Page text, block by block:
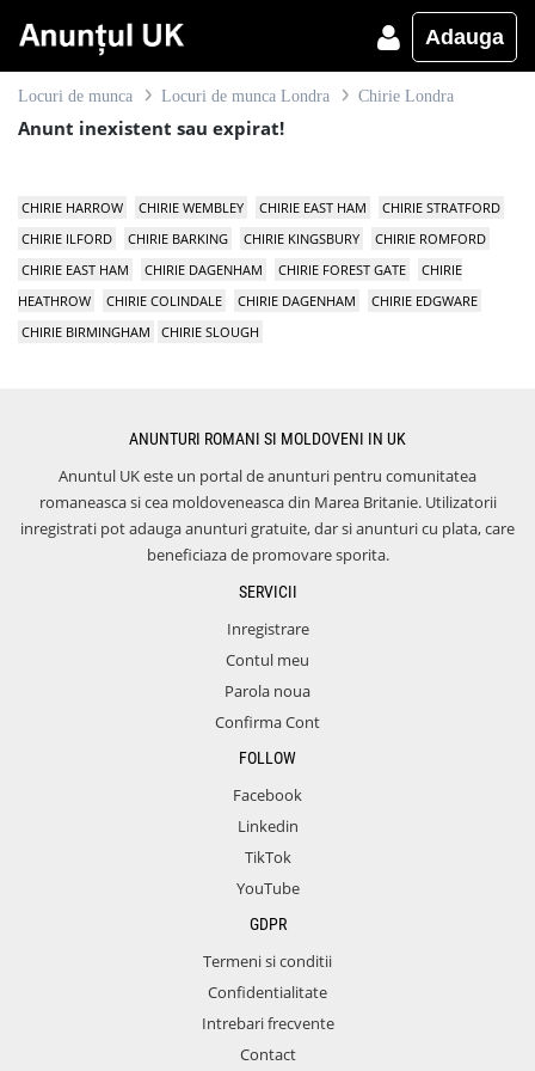
Adauga
Locuri de munca Locuri de munca Londra Chirie Londra
Anunt inexistent sau expirat!
CHIRIE HARROW CHIRIE WEMBLEY CHIRIE EAST HAM
CHIRIE STRATFORD
CHIRIE ILFORD
CHIRIE BARKING CHIRIE KINGSBURY
CHIRIE ROMFORD
CHIRIE EAST HAM
CHIRIE DAGENHAM CHIRIE FOREST GATE
CHIRIE
HEATHROW
CHIRIE COLINDALE CHIRIE DAGENHAM
CHIRIE EDGWARE
CHIRIE BIRMINGHAM
CHIRIE SLOUGH
ANUNTURI ROMANI SI MOLDOVENI IN UK
Anuntul UK este un portal de anunturi pentru comunitatea
romaneasca si cea moldoveneasca din Marea Britanie. Utilizatorii
inregistrati pot adauga anunturi gratuite, dar si anunturi cu plata, care
beneficiaza de promovare sporita.
SERVICII
Inregistrare
Contul meu
Parola noua
Confirma Cont
FOLLOW
Facebook
Linkedin
TikTok
YouTube
GDPR
Termeni si conditii
Confidentialitate
Intrebari frecvente
Contact